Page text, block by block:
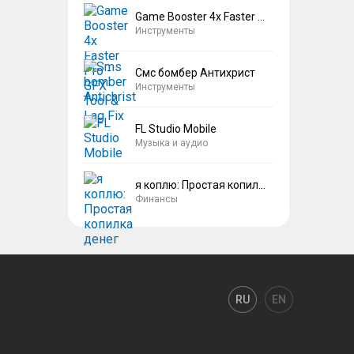
Инструменты
Смс бомбер Антихрист
Инструменты
FL Studio Mobile
Музыка и аудио
Финансы
RU EN